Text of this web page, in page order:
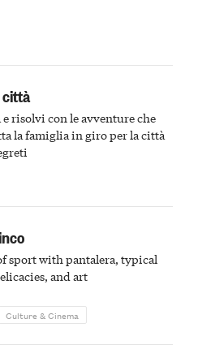
città
risolvi con le avventure che
la famiglia in giro per la città
sport with pantalera, typical
and art
Culture & Cinema